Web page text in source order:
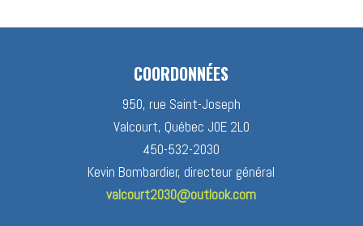
COORDONNÉES
950, rue Saint-Joseph
Valcourt, Québec J0E 2L0
450-532-2030
Kevin Bombardier, directeur général
valcourt2030@outlook.com